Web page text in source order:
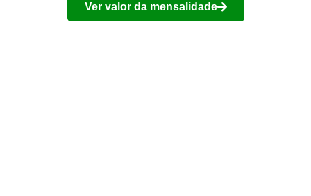
Ver valor da mensalidade